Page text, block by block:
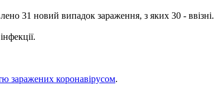
31 новий випадок зараження, з яких 30 - ввізні.
заражених коронавірусом.